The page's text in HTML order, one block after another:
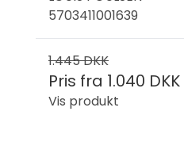
5703411001639
1.445 DKK
Pris fra 1.040 DKK
Vis produkt